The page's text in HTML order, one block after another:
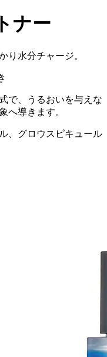
ナー
り水分チャージ。
で、うるおいを与えな
へ導きます。
、グロウスピキュール